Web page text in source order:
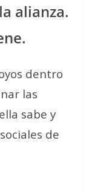
alianza.
dentro
las
sabe y
de